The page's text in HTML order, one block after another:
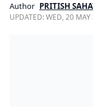
Author PRITISH
UPDATED:WED, 20